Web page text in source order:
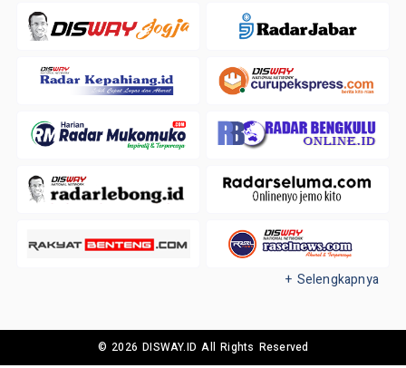
+ Selengkapnya
© 2026 DISWAY.ID All Rights Reserved